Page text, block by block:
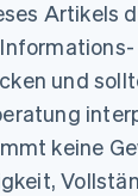
Artikels
und
keine
Deutsch